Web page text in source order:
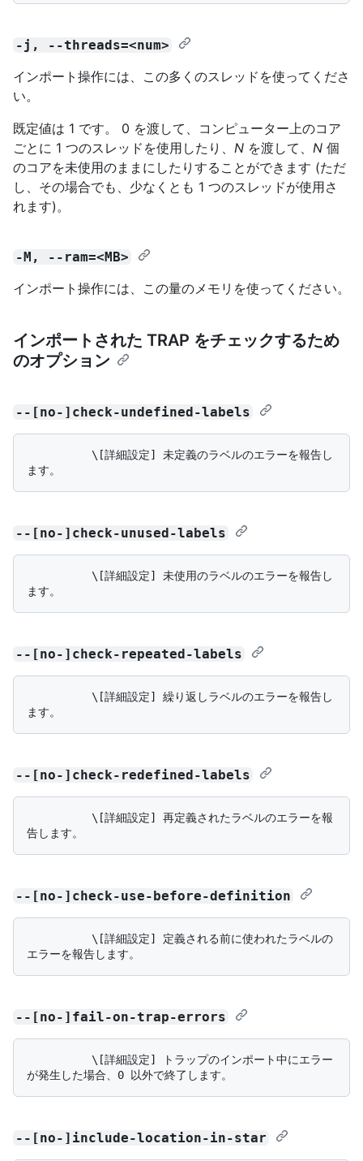
-j, --threads=<num>
インポート操作には、この多くのスレッドを使ってくださ
い。
既定値は 1 です。 0 を渡して、コンピューター上のコア
ごとに 1 つのスレッドを使用したり、 N を渡して、 N 個
のコアを未使用のままにしたりすることができます (ただ
し、その場合でも、少なくとも 1 つのスレッドが使用さ
れます)。
-M, --ram=<MB>
インポート操作には、この量のメモリを使ってください。
インポートされた TRAP をチェックするため
のオプション
--[no-]check-undefined-labels
--[no-]check-unused-labels
--[no-]check-repeated-labels
--[no-]check-redefined-labels
--[no-]check-use-before-definition
--[no-]fail-on-trap-errors
--[no-]include-location-in-star